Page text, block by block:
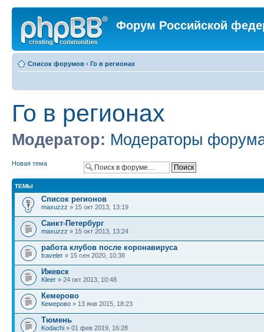
Форум Российской
Список форумов ‹ Го в регионах
Го в регионах
Модератор: Модераторы
Новая тема
ТЕМЫ
Список регионов
maxuzzz » 15 окт 2013, 13:19
Санкт-Петербург
maxuzzz » 15 окт 2013, 13:24
работа клубов после коронавируса
traveler » 15 сен 2020, 10:38
Ижевск
Kleer » 24 окт 2013, 10:48
Кемерово
Кемерово » 13 янв 2015, 18:23
Тюмень
Kodachi » 01 фев 2019, 16:28